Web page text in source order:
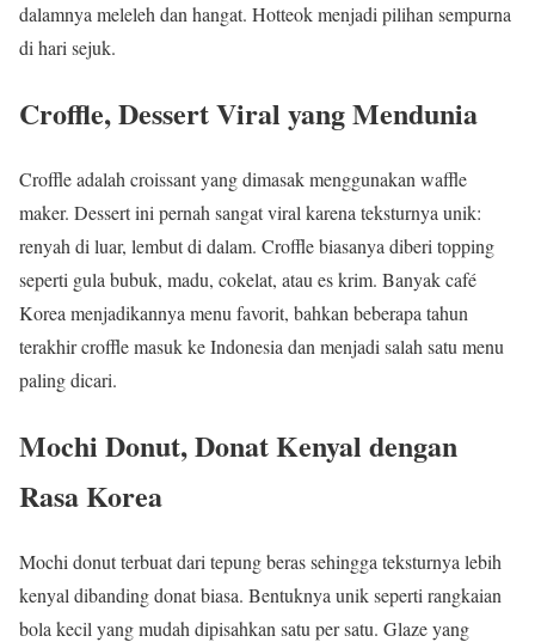
dalamnya meleleh dan hangat. Hotteok menjadi pilihan sempurna
di hari sejuk.
Croffle, Dessert Viral yang Mendunia
Croffle adalah croissant yang dimasak menggunakan waffle
maker. Dessert ini pernah sangat viral karena teksturnya unik:
renyah di luar, lembut di dalam. Croffle biasanya diberi topping
seperti gula bubuk, madu, cokelat, atau es krim. Banyak café
Korea menjadikannya menu favorit, bahkan beberapa tahun
terakhir croffle masuk ke Indonesia dan menjadi salah satu menu
paling dicari.
Mochi Donut, Donat Kenyal dengan
Rasa Korea
Mochi donut terbuat dari tepung beras sehingga teksturnya lebih
kenyal dibanding donat biasa. Bentuknya unik seperti rangkaian
bola kecil yang mudah dipisahkan satu per satu. Glaze yang